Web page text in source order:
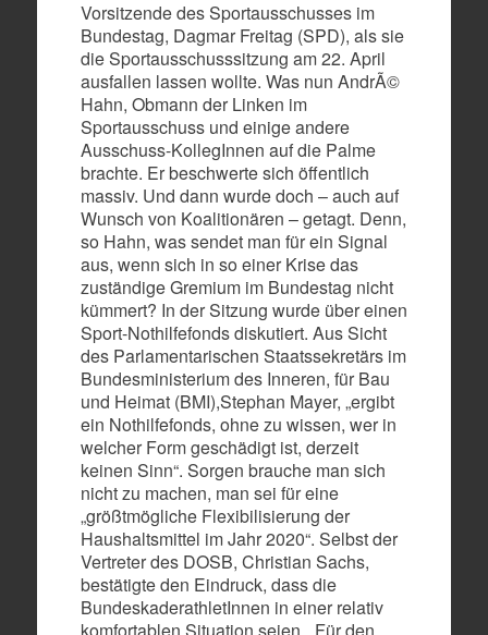
Vorsitzende des Sportausschusses im
Bundestag, Dagmar Freitag (SPD), als sie
die Sportausschusssitzung am 22. April
ausfallen lassen wollte. Was nun AndrÃ©
Hahn, Obmann der Linken im
Sportausschuss und einige andere
Ausschuss-KollegInnen auf die Palme
brachte. Er beschwerte sich öffentlich
massiv. Und dann wurde doch – auch auf
Wunsch von Koalitionären – getagt. Denn,
so Hahn, was sendet man für ein Signal
aus, wenn sich in so einer Krise das
zuständige Gremium im Bundestag nicht
kümmert? In der Sitzung wurde über einen
Sport-Nothilfefonds diskutiert. Aus Sicht
des Parlamentarischen Staatssekretärs im
Bundesministerium des Inneren, für Bau
und Heimat (BMI),Stephan Mayer, „ergibt
ein Nothilfefonds, ohne zu wissen, wer in
welcher Form geschädigt ist, derzeit
keinen Sinn“. Sorgen brauche man sich
nicht zu machen, man sei für eine
„größtmögliche Flexibilisierung der
Haushaltsmittel im Jahr 2020“. Selbst der
Vertreter des DOSB, Christian Sachs,
bestätigte den Eindruck, dass die
BundeskaderathletInnen in einer relativ